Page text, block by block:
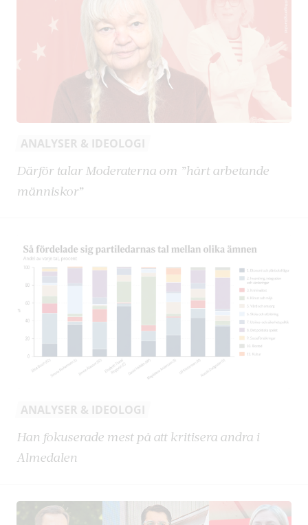
ANALYSER & IDEOLOGI
Därför talar Moderaterna om ”hårt arbetande
människor”
ANALYSER & IDEOLOGI
Han fokuserade mest på att kritisera andra i
Almedalen